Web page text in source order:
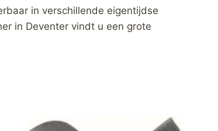
in verschillende eigentijdse
in Deventer vindt u een grote